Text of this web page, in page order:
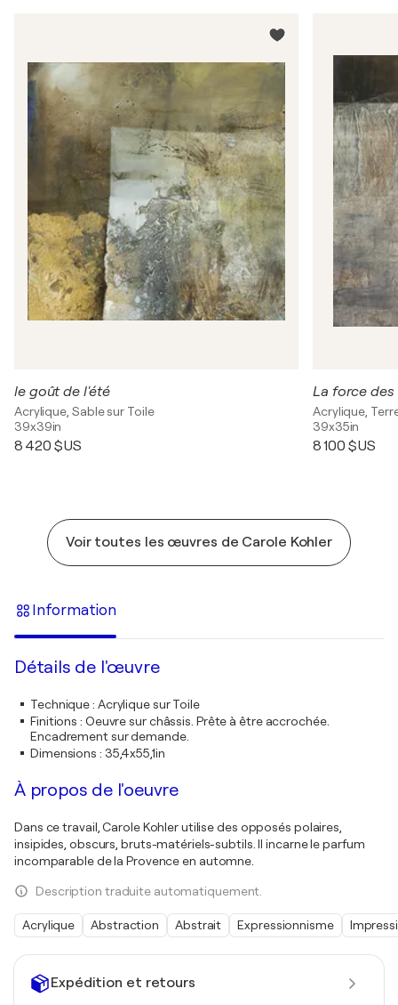
Expédition et retours
le goût de l'été
Acrylique, Sable sur Toile
39x39in
8 420 $US
La force des
Acrylique,
39x35in
8 100 $US
Voir toutes les œuvres de Carole Kohler
Information
Détails de l'œuvre
Technique: Acrylique sur Toile
Finitions : Oeuvre sur châssis. Prête à être accrochée.
Encadrement sur demande.
Dimensions : 35,4x55,1in
À propos de l'oeuvre
Dans ce travail, Carole Kohler utilise des opposés polaires,
insipides, obscurs, bruts-matériels-subtils. Il incarne le parfum
incomparable de la Provence en automne.
Description traduite automatiquement.
Acrylique Abstraction Abstrait Expressionnisme